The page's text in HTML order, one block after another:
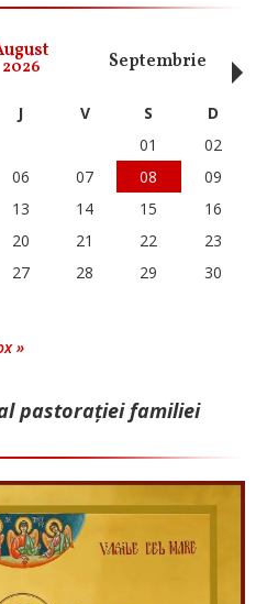
2026 Septembrie
J V S
D
01
02
06 07 08
09
13 14 15
16
20 21 22
23
27 28 29
30
»
pastorației familiei